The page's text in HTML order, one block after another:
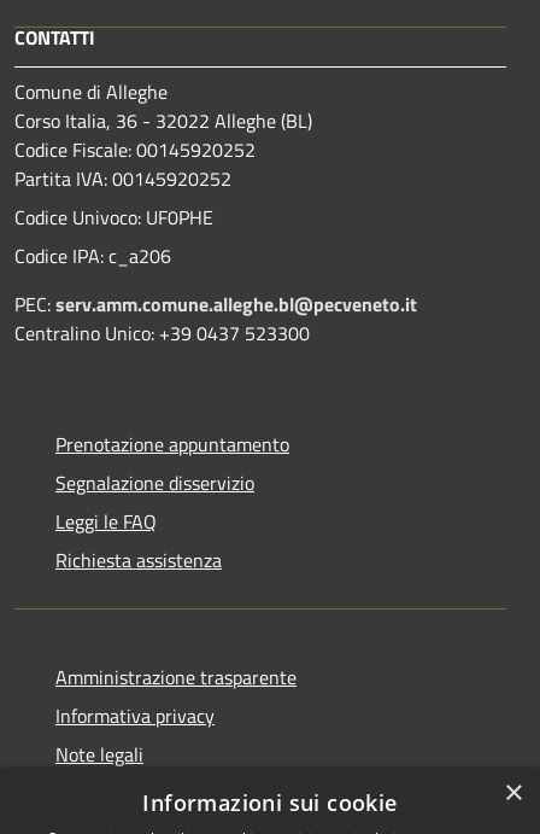
CONTATTI
Comune di Alleghe
Corso Italia, 36 - 32022 Alleghe (BL)
Codice Fiscale: 00145920252
Partita IVA: 00145920252
Codice Univoco: UF0PHE
Codice IPA: c_a206
PEC:serv.amm.comune.alleghe.bl@pecveneto.it
Centralino Unico: +39 0437 523300
Prenotazione appuntamento
Segnalazione disservizio
Leggi le FAQ
Richiesta assistenza
Amministrazione trasparente
Informativa privacy
Note legali
Dichiarazione di accessibilità
×
Informazioni sui cookie